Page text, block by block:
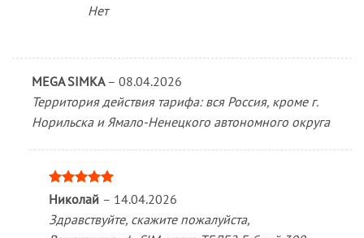
Нет
MEGA SIMKA – 08.04.2026
Территория действия тарифа: вся Россия, кроме г.
Норильска и Ямало-Ненецкого автономного округа
Оценка5
Николай – 14.04.2026
Здравствуйте, скажите пожалуйста,